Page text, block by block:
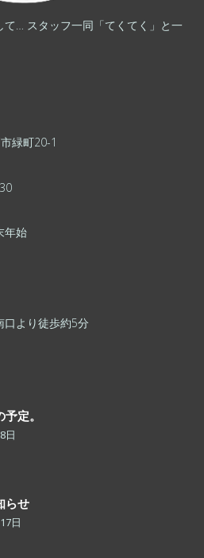
… スタッフ一同「てくてく」と一
緑町20-1
年始
口より徒歩約5分
定。
日
らせ
日